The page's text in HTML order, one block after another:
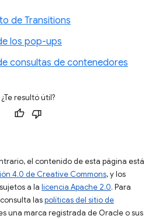
de Transitions
los pop-ups
consultas de contenedores
¿Te resultó útil?
el contenido de esta página está
4.0 de Creative Commons, y los
a la licencia Apache 2.0. Para
laspolíticas del sitio de
una marca registrada de Oracle o sus